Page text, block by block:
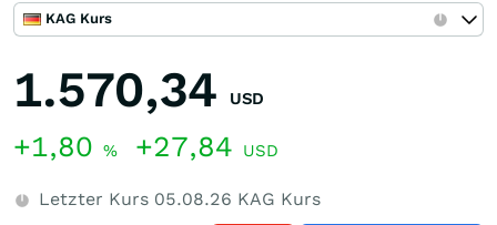
KAG Kurs
1.570,34 USD
+1,80 % +27,84 USD
Letzter Kurs 05.08.26 KAG Kurs